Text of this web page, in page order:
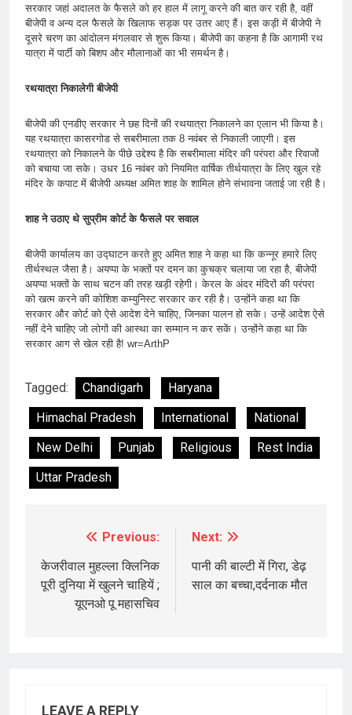
सरकार जहां अदालत के फैसले को हर हाल में लागू करने की बात कर रही है, वहीं
बीजेपी व अन्य दल फैसले के खिलाफ सड़क पर उतर आए हैं। इस कड़ी में बीजेपी ने
दूसरे चरण का आंदोलन मंगलवार से शुरू किया। बीजेपी का कहना है कि आगामी रथ
यात्रा में पार्टी को बिशप और मौलानाओं का भी समर्थन है।
रथयात्रा निकालेगी बीजेपी
बीजेपी की एनडीए सरकार ने छह दिनों की रथयात्रा निकालने का एलान भी किया है।
यह रथयात्रा कासरगोड से सबरीमाला तक 8 नवंबर से निकाली जाएगी। इस
रथयात्रा को निकालने के पीछे उद्देश्य है कि सबरीमाला मंदिर की परंपरा और रिवाजों
को बचाया जा सके। उधर 16 नवंबर को नियमित वार्षिक तीर्थयात्रा के लिए खुल रहे
मंदिर के कपाट में बीजेपी अध्यक्ष अमित शाह के शामिल होने संभावना जताई जा रही है।
शाह ने उठाए थे सुप्रीम कोर्ट के फैसले पर सवाल
बीजेपी कार्यालय का उद्घाटन करते हुए अमित शाह ने कहा था कि कन्नूर हमारे लिए
तीर्थस्थल जैसा है। अयप्पा के भक्तों पर दमन का कुचक्र चलाया जा रहा है, बीजेपी
अयप्पा भक्तों के साथ चटन की तरह खड़ी रहेगी। केरल के अंदर मंदिरों की परंपरा
को खत्म करने की कोशिश कम्युनिस्ट सरकार कर रही है। उन्होंने कहा था कि
सरकार और कोर्ट को ऐसे आदेश देने चाहिए, जिनका पालन हो सके। उन्हें आदेश ऐसे
नहीं देने चाहिए जो लोगों की आस्था का सम्मान न कर सकें। उन्होंने कहा था कि
सरकार आग से खेल रही है! wr=ArthP
Tagged: Chandigarh
Haryana
Himachal Pradesh
International
National
New Delhi
Punjab Religious
Rest India
Uttar Pradesh
navigation
Previous:
केजरीवाल मुहल्ला क्लिनिक
पूरी दुनिया में खुलने चाहियें ;
यूएनओ पू महासचिव
Next:
पानी की बाल्टी में गिरा, डेढ़
साल का बच्चा,दर्दनाक मौत
LEAVE A REPLY